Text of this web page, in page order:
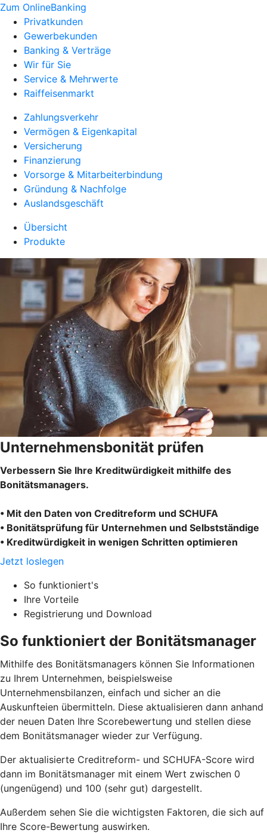
Zum OnlineBanking
Privatkunden
Gewerbekunden
Banking & Verträge
Wir für Sie
Service & Mehrwerte
Raiffeisenmarkt
Zahlungsverkehr
Vermögen & Eigenkapital
Versicherung
Finanzierung
Vorsorge & Mitarbeiterbindung
Gründung & Nachfolge
Auslandsgeschäft
Übersicht
Produkte
Unternehmensbonität prüfen
Verbessern Sie Ihre Kreditwürdigkeit mithilfe des
Bonitätsmanagers.
• Mit den Daten von Creditreform und SCHUFA
• Bonitätsprüfung für Unternehmen und Selbstständige
• Kreditwürdigkeit in wenigen Schritten optimieren
Jetzt loslegen
So funktioniert's
Ihre Vorteile
Registrierung und Download
So funktioniert der Bonitätsmanager
Mithilfe des Bonitätsmanagers können Sie Informationen
zu Ihrem Unternehmen, beispielsweise
Unternehmensbilanzen, einfach und sicher an die
Auskunfteien übermitteln. Diese aktualisieren dann anhand
der neuen Daten Ihre Scorebewertung und stellen diese
dem Bonitätsmanager wieder zur Verfügung.
Der aktualisierte Creditreform- und SCHUFA-Score wird
dann im Bonitätsmanager mit einem Wert zwischen 0
(ungenügend) und 100 (sehr gut) dargestellt.
Außerdem sehen Sie die wichtigsten Faktoren, die sich auf
Ihre Score-Bewertung auswirken.